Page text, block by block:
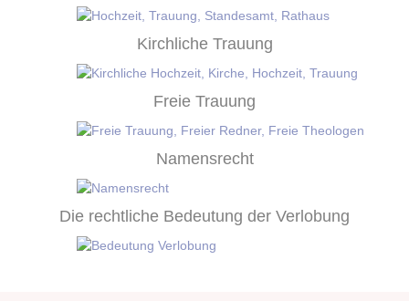
Kirchliche Trauung
Freie Trauung
Namensrecht
Die rechtliche Bedeutung der Verlobung